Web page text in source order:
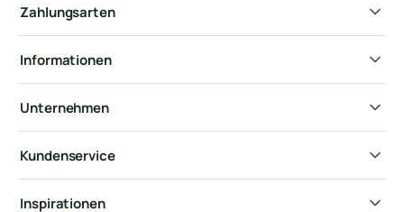
Zahlungsarten
Informationen
Unternehmen
Kundenservice
Inspirationen